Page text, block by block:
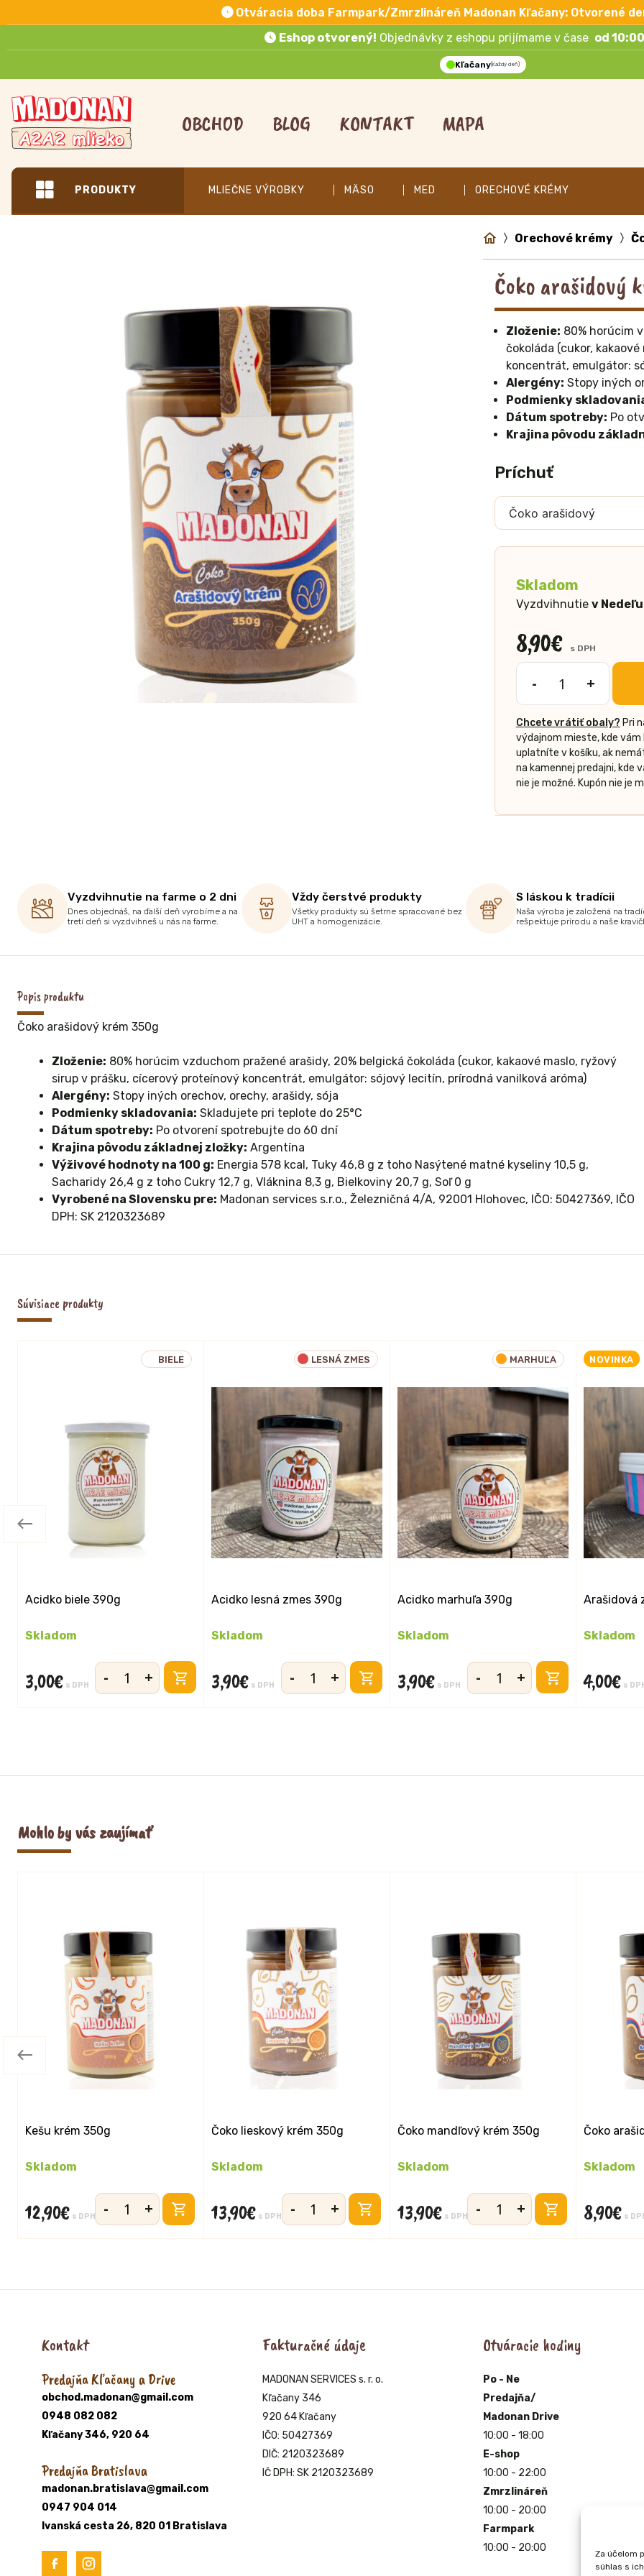
Za účelom
súhlas s
Otváracia doba Farmpark/Zmrzlináreň Madonan Kľačany: Otvorené
Eshop otvorený! Objednávky z eshopu prijímame v čase od
Kľačany(Každý deň)
na
obsah
OBCHOD BLOG KONTAKT MAPA
PRODUKTY MLIEČNE VÝROBKY MÄSO MED ORECHOVÉ KRÉMY
Orechové krémy
Čoko arašidový
Zloženie: 80% horúcim
čokoláda (cukor,
koncentrát, emulgátor:
Alergény: Stopy iných
Podmienky
Dátum spotreby: Po
Krajina pôvodu
Príchuť
Skladom
Vyzdvihnutie v
8,90€ s DPH
-
množstvo
Čoko
arašidový
krém
350g
+
Chcete vrátiť obaly? Pri
výdajnom mieste, kde vám
uplatníte v košíku, ak
na kamennej predajni, kde
nie je možné. Kupón nie je
Vyzdvihnutie na farme o 2 dni
Dnes objednáš, na ďalší deň vyrobíme a na
tretí deň si vyzdvihneš u nás na farme.
Vždy čerstvé produkty
Všetky produkty sú šetrne spracované bez
UHT a homogenizácie.
S láskou k tradícii
Naša výroba je založená na
rešpektuje prírodu a naše
Popis produktu
Čoko arašidový krém 350g
Zloženie: 80% horúcim vzduchom pražené arašidy, 20% belgická čokoláda (cukor, kakaové maslo, ryžový
sirup v prášku, cícerový proteínový koncentrát, emulgátor: sójový lecitín, prírodná vanilková aróma)
Alergény: Stopy iných orechov, orechy, arašidy, sója
Podmienky skladovania: Skladujete pri teplote do 25°C
Dátum spotreby: Po otvorení spotrebujte do 60 dní
Krajina pôvodu základnej zložky: Argentína
Výživové hodnoty na 100 g: Energia 578 kcal, Tuky 46,8 g z toho Nasýtené matné kyseliny 10,5 g,
Sacharidy 26,4 g z toho Cukry 12,7 g, Vláknina 8,3 g, Bielkoviny 20,7 g, Soľ 0 g
Vyrobené na Slovensku pre: Madonan services s.r.o., Železničná 4/A, 92001 Hlohovec, IČO: 50427369, IČO
DPH: SK 2120323689
Súvisiace produkty
BIELE
Acidko biele 390g
Skladom
3,00€ s DPH -
množstvo +
LESNÁ ZMES
Acidko lesná zmes 390g
Skladom
3,90€ s DPH -
množstvo +
MARHUĽA
Acidko marhuľa 390g
Skladom
3,90€ s DPH -
množstvo +
NOVINKA
Arašidová
Skladom
4,00€ s
Mohlo by vás zaujímať
Kešu krém 350g
Skladom
12,90€ s DPH -
množstvo +
Čoko lieskový krém 350g
Skladom
13,90€ s DPH -
množstvo+
Čoko mandľový krém 350g
Skladom
13,90€ s DPH -
množstvo +
Čoko
Skladom
8,90€ s
Kontakt
Predajňa Kľačany a Drive
obchod.madonan@gmail.com
0948 082 082
Kľačany 346, 920 64
Predajňa Bratislava
madonan.bratislava@gmail.com
0947 904 014
Ivanská cesta 26, 820 01 Bratislava
Fakturačné údaje
MADONAN SERVICES s. r. o.
Kľačany 346
920 64 Kľačany
IČO: 50427369
DIČ: 2120323689
IČ DPH: SK 2120323689
Otváracie hodiny
Po - Ne
Predajňa/
Madonan Drive
10:00 - 18:00
E-shop
10:00 - 22:00
Zmrzlináreň
10:00 - 20:00
Farmpark
10:00 - 20:00